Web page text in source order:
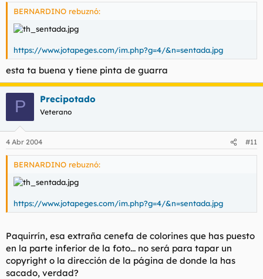
BERNARDINO rebuznó:
https://www.jotapeges.com/im.php?g=4/&n=sentada.jpg
esta ta buena y tiene pinta de guarra
P Precipotado
Veterano
4 Abr 2004 #11
BERNARDINO rebuznó:
https://www.jotapeges.com/im.php?g=4/&n=sentada.jpg
Paquirrín, esa extraña cenefa de colorines que has puesto
en la parte inferior de la foto... no será para tapar un
copyright o la dirección de la página de donde la has
sacado, verdad?